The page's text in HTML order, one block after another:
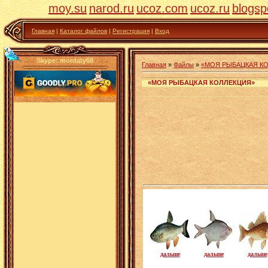
moy.su narod.ru ucoz.com ucoz.ru
Главная | Каталог файлов | Регистрация | Вход
Skype: mordaty68
Главная » Файлы » «МОЯ РЫБАЦКАЯ
«МОЯ РЫБАЦКАЯ КОЛЛЕКЦИЯ»
дальше дальше дальше